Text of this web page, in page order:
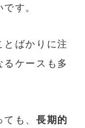
す。
とばかりに注
ケースも多
も、 長期的